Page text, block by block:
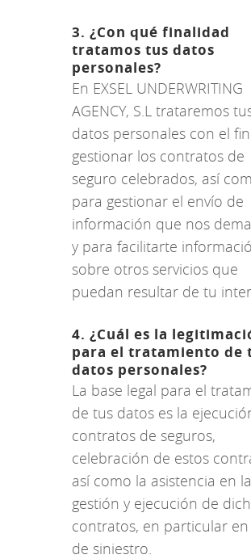
3. ¿Con qué finalidad
tratamos tus datos
personales?
En EXSEL UNDERWRITING
AGENCY, S.L trataremos
datos personales con el
gestionar los contratos de
seguro celebrados, así
para gestionar el envío de
información que nos
y para facilitarte
sobre otros servicios que
puedan resultar de tu
4. ¿Cuál es la
para el tratamiento de
datos personales?
La base legal para el
de tus datos es la
contratos de seguros,
celebración de estos
así como la asistencia en la
gestión y ejecución de
contratos, en particular en
de siniestro.